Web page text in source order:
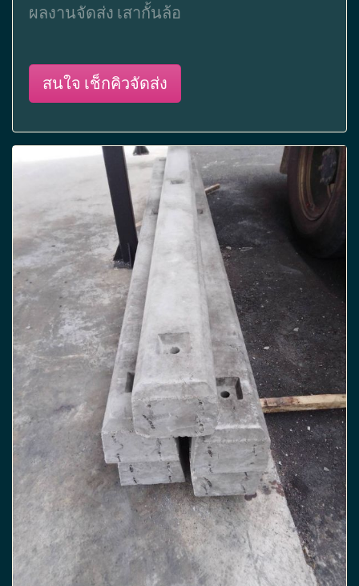
ผลงานจัดส่ง เสากั้นล้อ
สนใจ เช็กคิวจัดส่ง